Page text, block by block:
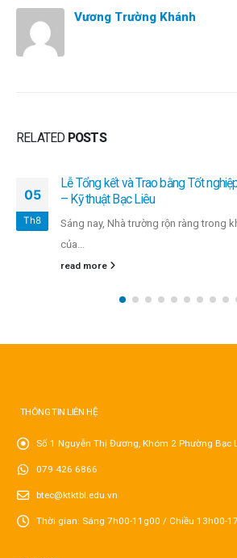
Vương Trường Khánh
RELATED POSTS
05
Th8
Lễ Tổng kết và Trao bằng Tốt
– Kỹ thuật Bạc Liêu
Sáng nay, Nhà trường rộn ràng trong
của...
read more
THÔNG TIN LIÊN HỆ
Số 1 Nguyễn Thị Đương, Khóm 2 Phường Bạc
079 426 6866
btec@ktktbl.edu.vn
Thời gian: Sáng 7h00-11g00 / Chiều 13h00-